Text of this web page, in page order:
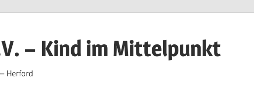
– Kind im Mittelpunkt
Herford